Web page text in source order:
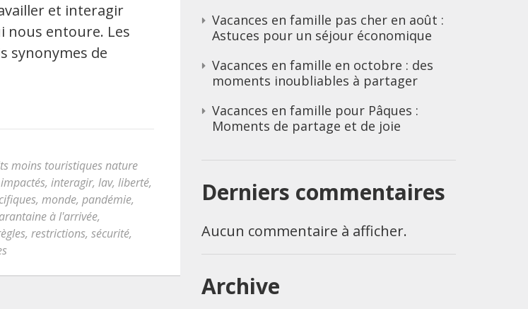
et interagir
nous entoure. Les
synonymes de
moins touristiques nature
impactés, interagir, lav, liberté,
, monde, pandémie,
à l'arrivée,
, restrictions, sécurité,
Vacances en famille pas cher en août :
Astuces pour un séjour économique
Vacances en famille en octobre : des
moments inoubliables à partager
Vacances en famille pour Pâques :
Moments de partage et de joie
Derniers commentaires
Aucun commentaire à afficher.
Archive